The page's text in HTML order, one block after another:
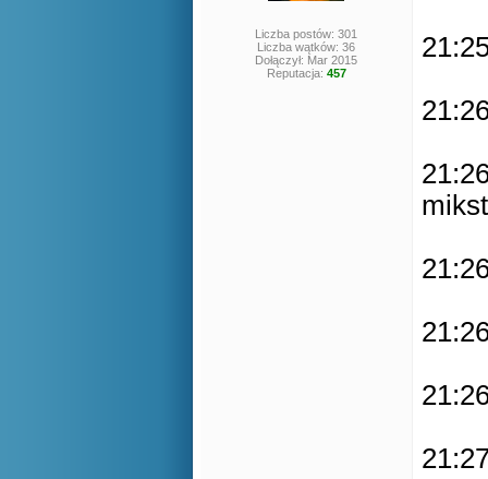
Liczba postów: 301
Liczba wątków: 36
Dołączył: Mar 2015
Reputacja: 457